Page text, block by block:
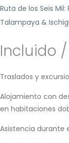
Ruta de los Seis
Talampaya &
Incluido
Traslados y
Alojamiento con
en habitaciones
Asistencia durante